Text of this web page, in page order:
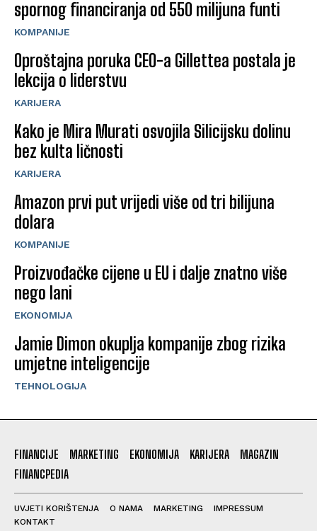
spornog financiranja od 550 milijuna funti
KOMPANIJE
Oproštajna poruka CEO-a Gillettea postala je
lekcija o liderstvu
KARIJERA
Kako je Mira Murati osvojila Silicijsku dolinu
bez kulta ličnosti
KARIJERA
Amazon prvi put vrijedi više od tri bilijuna
dolara
KOMPANIJE
Proizvođačke cijene u EU i dalje znatno više
nego lani
EKONOMIJA
Jamie Dimon okuplja kompanije zbog rizika
umjetne inteligencije
TEHNOLOGIJA
FINANCIJE MARKETING EKONOMIJA KARIJERA
MAGAZIN
FINANCPEDIA
UVJETI KORIŠTENJA O NAMA MARKETING
IMPRESSUM
KONTAKT